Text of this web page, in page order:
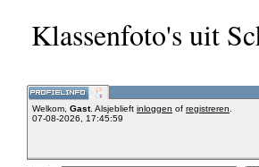
Klassenfoto's uit
Welkom, Gast. Alsjeblieft inloggen of registreren
07-08-2026, 17:45:59